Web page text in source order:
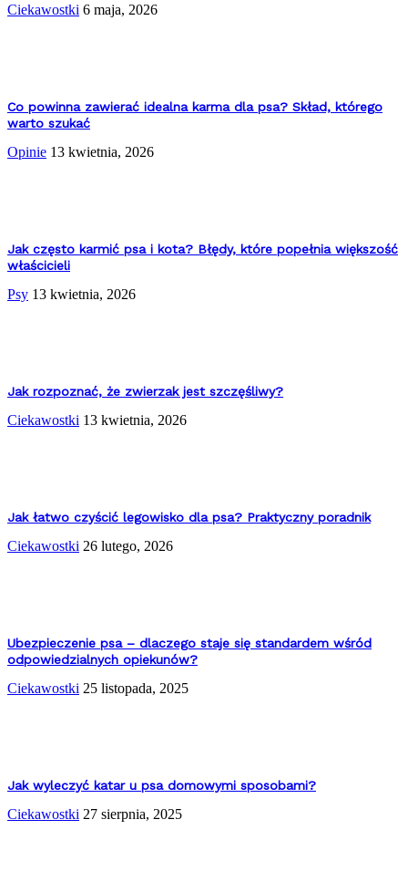
Ciekawostki 6 maja, 2026
Co powinna zawierać idealna karma dla psa? Skład, którego
warto szukać
Opinie 13 kwietnia, 2026
Jak często karmić psa i kota? Błędy, które popełnia większość
właścicieli
Psy 13 kwietnia, 2026
Jak rozpoznać, że zwierzak jest szczęśliwy?
Ciekawostki 13 kwietnia, 2026
Jak łatwo czyścić legowisko dla psa? Praktyczny poradnik
Ciekawostki 26 lutego, 2026
Ubezpieczenie psa – dlaczego staje się standardem wśród
odpowiedzialnych opiekunów?
Ciekawostki 25 listopada, 2025
Jak wyleczyć katar u psa domowymi sposobami?
Ciekawostki 27 sierpnia, 2025